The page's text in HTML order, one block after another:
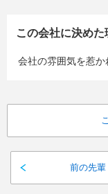
この会社に決めた
会社の雰囲気を惹か
前の先輩